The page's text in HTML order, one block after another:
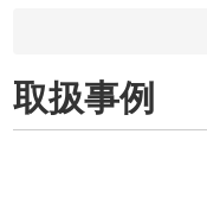
取扱事例